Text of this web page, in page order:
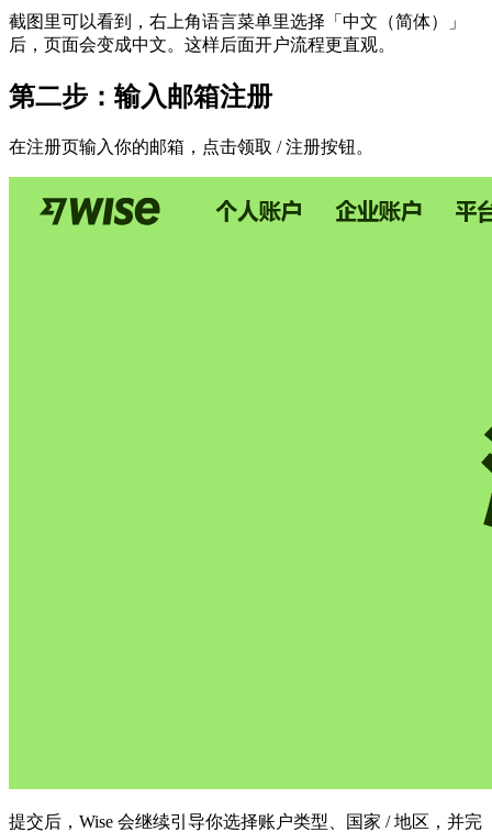
截图里可以看到，右上角语言菜单里选择「中文（简体）」
后，页面会变成中文。这样后面开户流程更直观。
第二步：输入邮箱注册
在注册页输入你的邮箱，点击领取 / 注册按钮。
提交后，Wise 会继续引导你选择账户类型、国家 / 地区，并完